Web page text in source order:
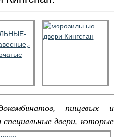
пищевых и
двери, которые